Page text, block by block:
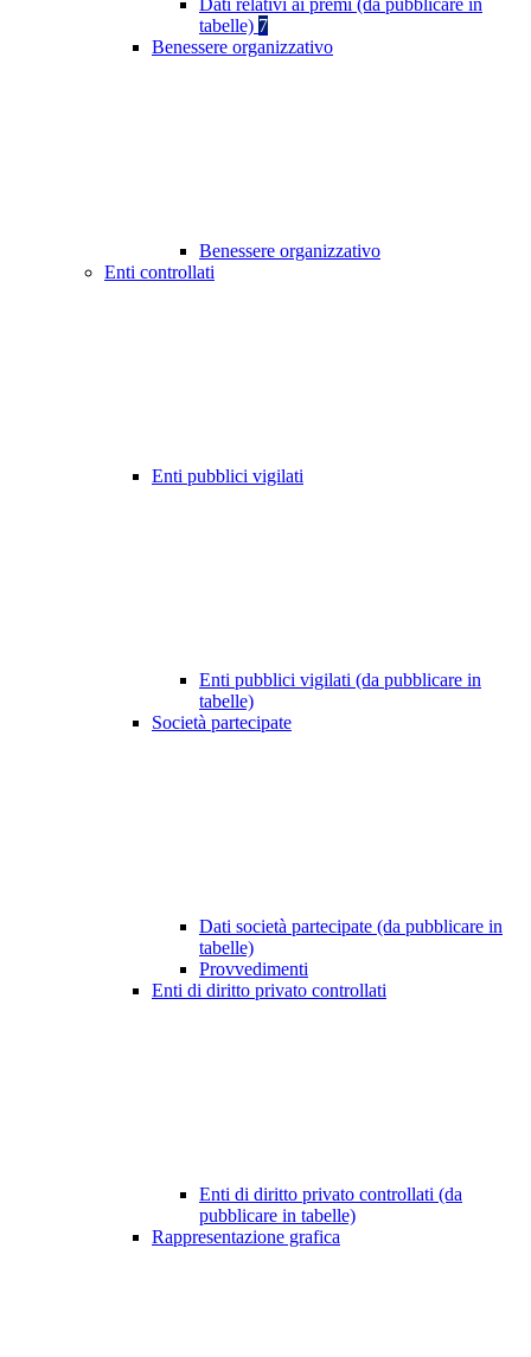
Dati relativi ai premi (da pubblicare in
tabelle) 7
Benessere organizzativo
Benessere organizzativo
Enti controllati
Enti pubblici vigilati
Enti pubblici vigilati (da pubblicare in
tabelle)
Società partecipate
Dati società partecipate (da pubblicare in
tabelle)
Provvedimenti
Enti di diritto privato controllati
Enti di diritto privato controllati (da
pubblicare in tabelle)
Rappresentazione grafica